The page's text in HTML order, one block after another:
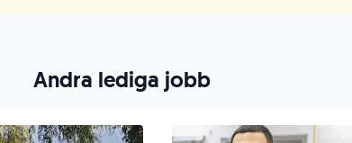
Andra lediga jobb